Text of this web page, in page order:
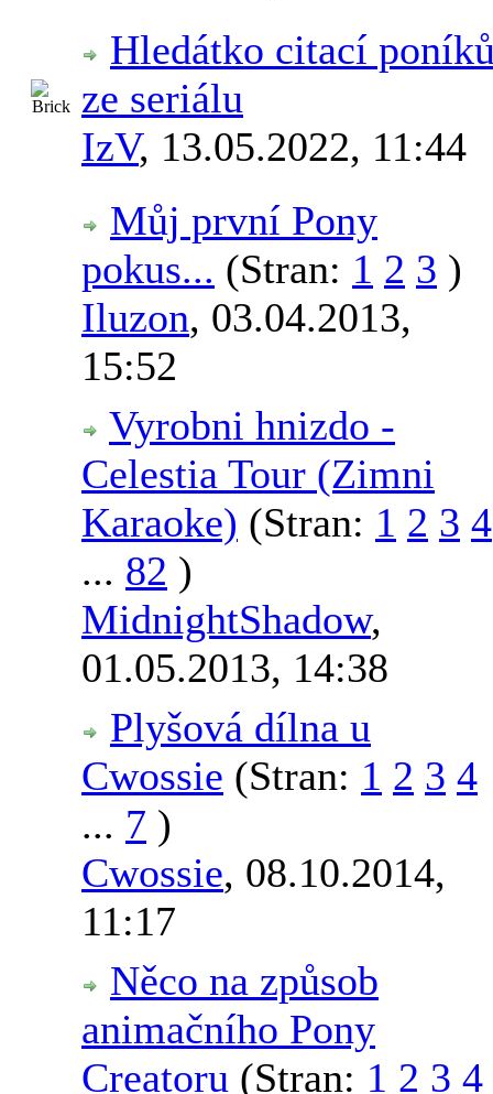
Hledátko citací
ze seriálu
IzV, 13.05.2022, 11:44
Můj první Pony
pokus... (Stran: 1 2 3 )
Iluzon, 03.04.2013,
15:52
Vyrobni hnizdo -
Celestia Tour (Zimni
Karaoke) (Stran: 1 2 3 4
... 82 )
MidnightShadow,
01.05.2013, 14:38
Plyšová dílna u
Cwossie (Stran: 1 2 3 4
... 7 )
Cwossie, 08.10.2014,
11:17
Něco na způsob
animačního Pony
Creatoru (Stran: 1 2 3 4